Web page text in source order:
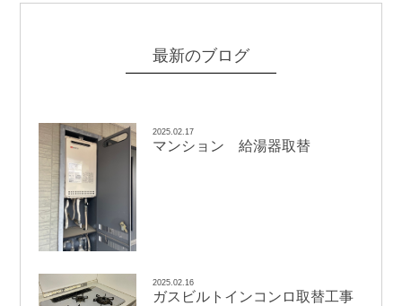
最新のブログ
2025.02.17
マンション 給湯器取替
2025.02.16
ガスビルトインコンロ取替工事